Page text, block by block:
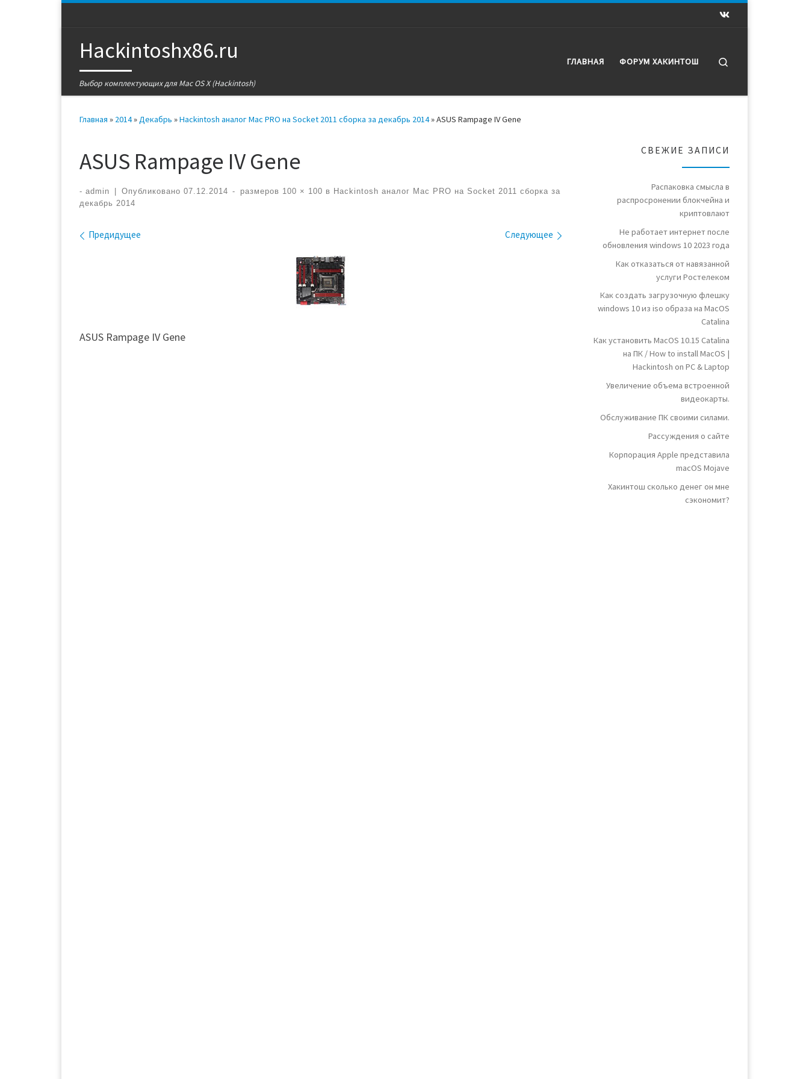
Hackintoshx86.ru
Выбор комплектующих для Mac OS X (Hackintosh)
ГЛАВНАЯ ФОРУМ ХАКИНТОШ
Главная » 2014»Декабрь »Hackintosh аналог Mac PRO на Socket 2011 сборка за декабрь 2014»ASUS Rampage IV Gene
ASUS Rampage IV Gene
- admin Опубликовано 07.12.2014 - размеров 100 × 100 в Hackintosh аналог Mac PRO на Socket 2011 сборка за
декабрь 2014
Навигация по изображениям
Предидущее Следующее
ASUS Rampage IV Gene
СВЕЖИЕ ЗАПИСИ
Распаковка смысла в
распросронении блокчейна и
криптовлают
Не работает интернет после
обновления windows 10 2023 года
Как отказаться от навязанной
услуги Ростелеком
Как создать загрузочную флешку
windows 10 из iso образа на MacOS
Catalina
Как установить MacOS 10.15 Catalina
на ПК / How to install MacOS |
Hackintosh on PC & Laptop
Увеличение объема встроенной
видеокарты.
Обслуживание ПК своими силами.
Рассуждения о сайте
Корпорация Apple представила
macOS Mojave
Хакинтош сколько денег он мне
сэкономит?